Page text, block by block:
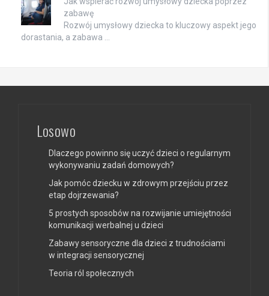
zabawę
Rozwój umysłowy dziecka to kluczowy aspekt jego
dorastania, a zabawa …
Losowo
Dlaczego powinno się uczyć dzieci o regularnym
wykonywaniu zadań domowych?
Jak pomóc dziecku w zdrowym przejściu przez
etap dojrzewania?
5 prostych sposobów na rozwijanie umiejętności
komunikacji werbalnej u dzieci
Zabawy sensoryczne dla dzieci z trudnościami
w integracji sensorycznej
Teoria ról społecznych